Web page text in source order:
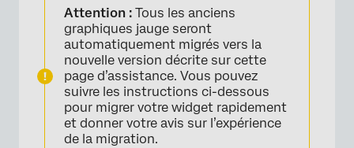
Attention : Tous les anciens
graphiques jauge seront
automatiquement migrés vers la
nouvelle version décrite sur cette
page d’assistance. Vous pouvez
suivre les instructions ci-dessous
pour migrer votre widget rapidement
et donner votre avis sur l’expérience
de la migration.